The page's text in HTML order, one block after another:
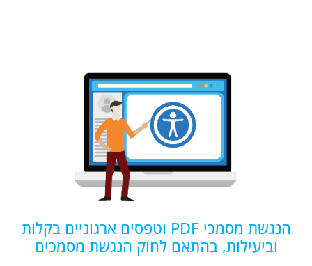
הנגשת מסמכי PDF וטפסים ארגוניים בקלות
וביעילות, בהתאם לחוק הנגשת מסמכים